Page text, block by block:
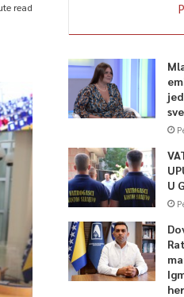
read
U